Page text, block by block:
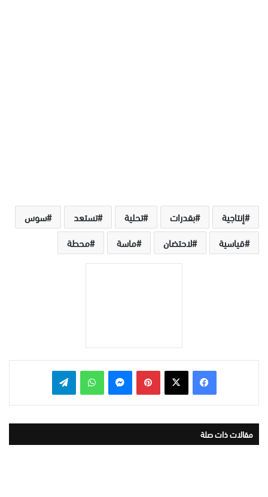
إنتاجية بقدرات تحلية تستعد
سوس
قياسية
لاحتضان ماسة محطة
بينتيريست واتساب
مقالات ذات صلة